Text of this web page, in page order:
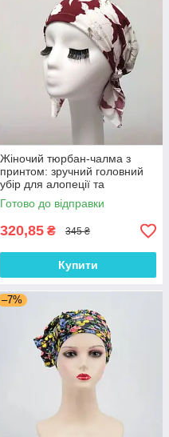
Жіночий тюрбан-чалма з
принтом: зручний головний
убір для алопеції та
відновлення після
хімієтерапії
Готово до відправки
320,85 ₴ 345 ₴
Купити
–7%